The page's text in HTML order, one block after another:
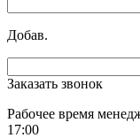
Добав.
Заказать звонок
Рабочее время
17:00